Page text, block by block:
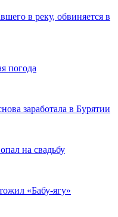
в реку, обвиняется в
погода
заработала в Бурятии
на свадьбу
«Бабу-ягу»